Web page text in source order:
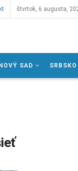
štvrtok, 6 augusta,
NOVÝ SAD SRBSKO